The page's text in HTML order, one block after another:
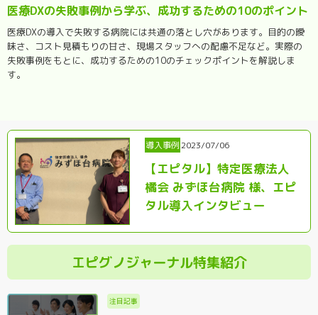
医療DXの失敗事例から学ぶ、成功するための10のポイント
医療DXの導入で失敗する病院には共通の落とし穴があります。目的の曖
昧さ、コスト見積もりの甘さ、現場スタッフへの配慮不足など。実際の
失敗事例をもとに、成功するための10のチェックポイントを解説しま
す。
導入事例2023/07/06
【エピタル】特定医療法人
橘会 みずほ台病院 様、エピ
タル導入インタビュー
エピグノジャーナル特集紹介
注目記事